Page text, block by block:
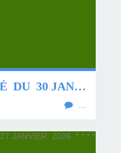
* * * * QUINTÉ DU 30 JANVIER 2026 * * * *